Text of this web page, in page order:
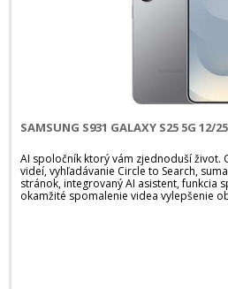
SAMSUNG S931 GALAXY S25 5G 12/
AI spoločník ktorý vám zjednoduší život.
videí, vyhľadávanie Circle to Search,
stránok, integrovaný AI asistent, funkcia
okamžité spomalenie videa vylepšenie